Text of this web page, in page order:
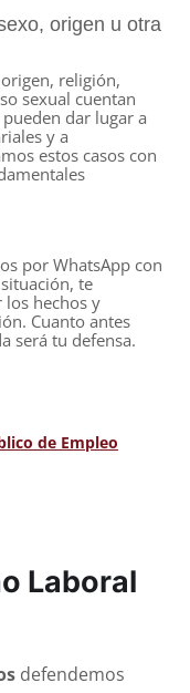
origen u otra
religión,
sexual cuentan
dar lugar a
y a
estos casos con
por WhatsApp con
te
hechos y
Cuanto antes
será tu defensa.
de Empleo
Laboral
defendemos